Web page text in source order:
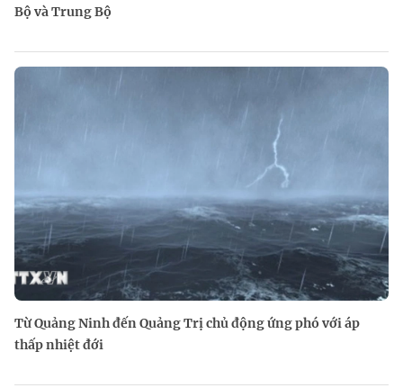
Bộ và Trung Bộ
Từ Quảng Ninh đến Quảng Trị chủ động ứng phó với áp
thấp nhiệt đới